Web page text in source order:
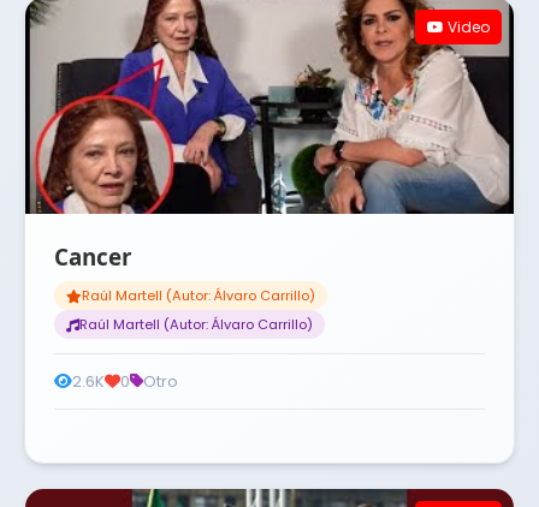
Video
Cancer
Raúl Martell (Autor: Álvaro Carrillo)
Raúl Martell (Autor: Álvaro Carrillo)
2.6K 0 Otro